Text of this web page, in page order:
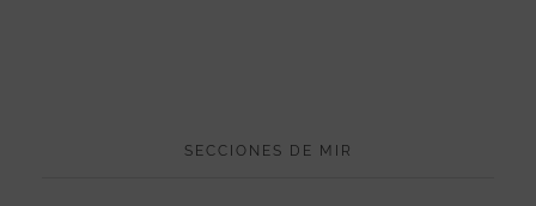
SECCIONES DE MIR